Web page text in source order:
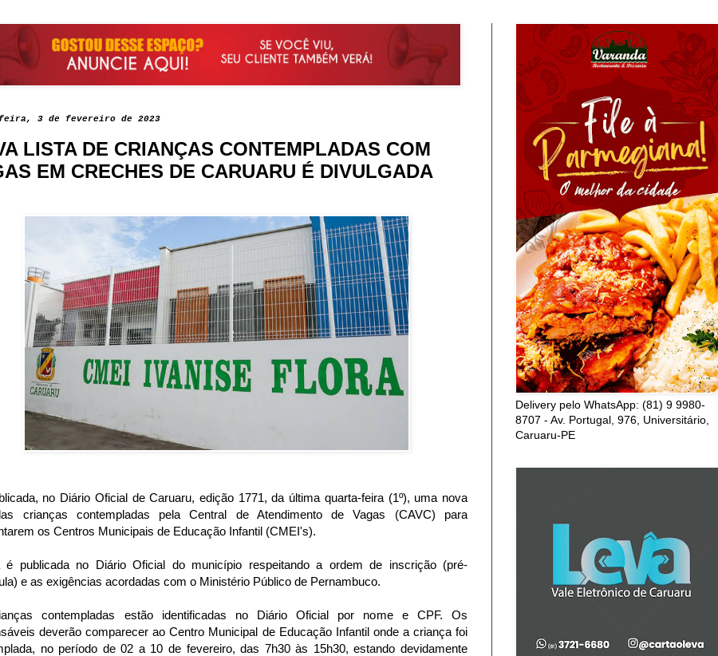
3 de fevereiro de 2023
LISTA DE CRIANÇAS CONTEMPLADAS COM
EM CRECHES DE CARUARU É DIVULGADA
no Diário Oficial de Caruaru, edição 1771, da última quarta-feira (1º), uma nova
crianças contempladas pela Central de Atendimento de Vagas (CAVC) para
os Centros Municipais de Educação Infantil (CMEI's).
é publicada no Diário Oficial do município respeitando a ordem de inscrição (pré-
e as exigências acordadas com o Ministério Público de Pernambuco.
contempladas estão identificadas no Diário Oficial por nome e CPF. Os
deverão comparecer ao Centro Municipal de Educação Infantil onde a criança foi
no período de 02 a 10 de fevereiro, das 7h30 às 15h30, estando devidamente
Delivery pelo WhatsApp: (81) 9 9980-
8707 - Av. Portugal, 976, Universitário,
Caruaru-PE